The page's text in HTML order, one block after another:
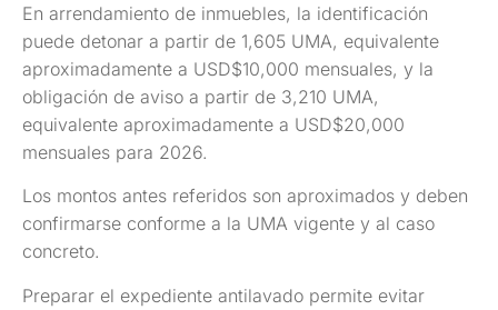
En arrendamiento de inmuebles, la identificación
puede detonar a partir de 1,605 UMA, equivalente
aproximadamente a USD$10,000 mensuales, y la
obligación de aviso a partir de 3,210 UMA,
equivalente aproximadamente a USD$20,000
mensuales para 2026.
Los montos antes referidos son aproximados y deben
confirmarse conforme a la UMA vigente y al caso
concreto.
Preparar el expediente antilavado permite evitar